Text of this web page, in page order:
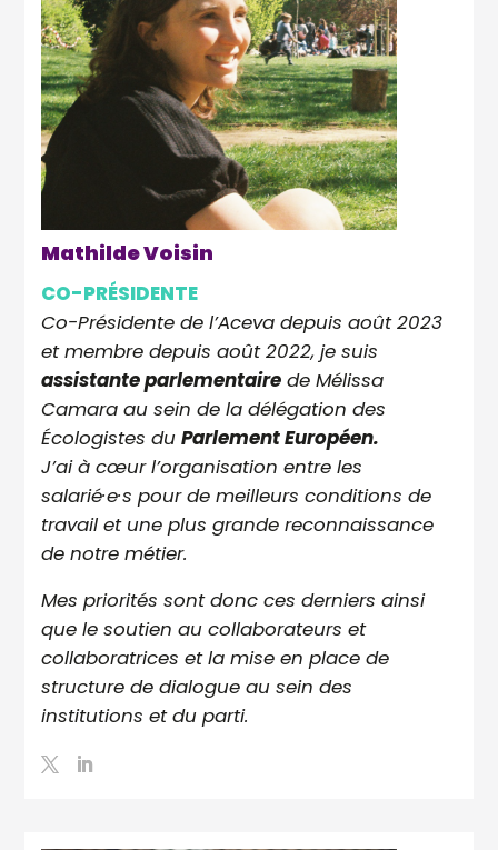
Mathilde Voisin
CO-PRÉSIDENTE
Co-Présidente de l’Aceva depuis août 2023
et membre depuis août 2022, je suis
assistante parlementaire de Mélissa
Camara au sein de la délégation des
Écologistes duParlement Européen.
J’ai à cœur l’organisation entre les
salarié·e·s pour de meilleurs conditions de
travail et une plus grande reconnaissance
de notre métier.
Mes priorités sont donc ces derniers ainsi
que le soutien au collaborateurs et
collaboratrices et la mise en place de
structure de dialogue au sein des
institutions et du parti.